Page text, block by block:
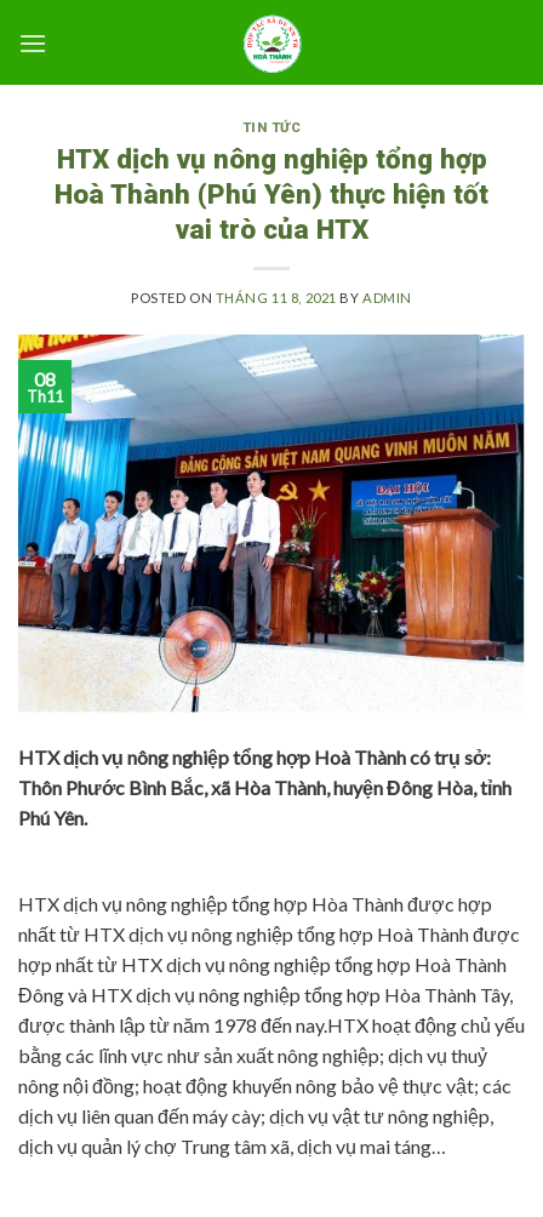
TIN TỨC
HTX dịch vụ nông nghiệp tổng hợp
Hoà Thành (Phú Yên) thực hiện tốt
vai trò của HTX
POSTED ON THÁNG 11 8, 2021 BY ADMIN
08
Th11
HTX dịch vụ nông nghiệp tổng hợp Hoà Thành có trụ sở:
Thôn Phước Bình Bắc, xã Hòa Thành, huyện Đông Hòa, tỉnh
Phú Yên.
HTX dịch vụ nông nghiệp tổng hợp Hòa Thành được hợp
nhất từ HTX dịch vụ nông nghiệp tổng hợp Hoà Thành được
hợp nhất từ HTX dịch vụ nông nghiệp tổng hợp Hoà Thành
Đông và HTX dịch vụ nông nghiệp tổng hợp Hòa Thành Tây,
được thành lập từ năm 1978 đến nay.HTX hoạt động chủ yếu
bằng các lĩnh vực như sản xuất nông nghiệp; dịch vụ thuỷ
nông nội đồng; hoạt động khuyến nông bảo vệ thực vật; các
dịch vụ liên quan đến máy cày; dịch vụ vật tư nông nghiệp,
dịch vụ quản lý chợ Trung tâm xã, dịch vụ mai táng…